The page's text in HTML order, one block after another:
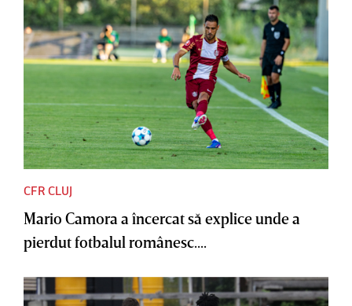
CFR CLUJ
Mario Camora a încercat să explice unde a
pierdut fotbalul românesc....